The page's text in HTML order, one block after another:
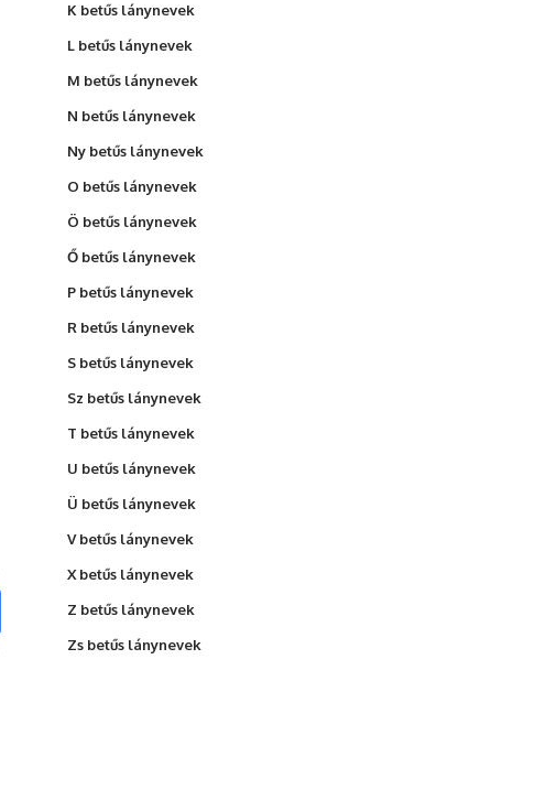
K betűs lánynevek
L betűs lánynevek
M betűs lánynevek
N betűs lánynevek
Ny betűs lánynevek
O betűs lánynevek
Ö betűs lánynevek
Ő betűs lánynevek
P betűs lánynevek
R betűs lánynevek
S betűs lánynevek
Sz betűs lánynevek
T betűs lánynevek
U betűs lánynevek
Ü betűs lánynevek
V betűs lánynevek
X betűs lánynevek
Z betűs lánynevek
Zs betűs lánynevek